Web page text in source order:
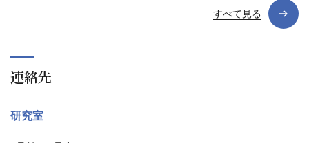
すべて見る
連絡先
研究室